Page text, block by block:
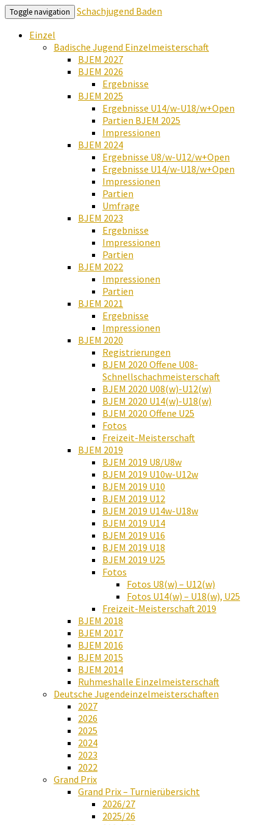
Toggle navigation
Schachjugend Baden
Einzel
Badische Jugend Einzelmeisterschaft
BJEM 2027
BJEM 2026
Ergebnisse
BJEM 2025
Ergebnisse U14/w-U18/w+Open
Partien BJEM 2025
Impressionen
BJEM 2024
Ergebnisse U8/w-U12/w+Open
Ergebnisse U14/w-U18/w+Open
Impressionen
Partien
Umfrage
BJEM 2023
Ergebnisse
Impressionen
Partien
BJEM 2022
Impressionen
Partien
BJEM 2021
Ergebnisse
Impressionen
BJEM 2020
Registrierungen
BJEM 2020 Offene U08-
Schnellschachmeisterschaft
BJEM 2020 U08(w)-U12(w)
BJEM 2020 U14(w)-U18(w)
BJEM 2020 Offene U25
Fotos
Freizeit-Meisterschaft
BJEM 2019
BJEM 2019 U8/U8w
BJEM 2019 U10w-U12w
BJEM 2019 U10
BJEM 2019 U12
BJEM 2019 U14w-U18w
BJEM 2019 U14
BJEM 2019 U16
BJEM 2019 U18
BJEM 2019 U25
Fotos
Fotos U8(w) – U12(w)
Fotos U14(w) – U18(w), U25
Freizeit-Meisterschaft 2019
BJEM 2018
BJEM 2017
BJEM 2016
BJEM 2015
BJEM 2014
Ruhmeshalle Einzelmeisterschaft
Deutsche Jugendeinzelmeisterschaften
2027
2026
2025
2024
2023
2022
Grand Prix
Grand Prix – Turnierübersicht
2026/27
2025/26